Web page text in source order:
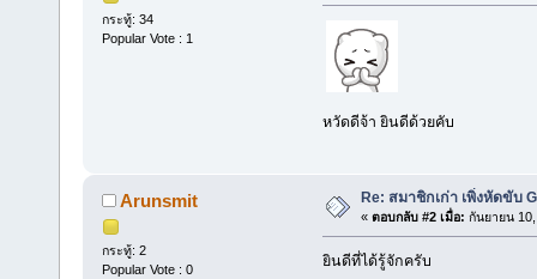
กระทู้: 34
Popular Vote : 1
หวัดดีจ้า ยินดีด้วยคับ
Arunsmit
กระทู้: 2
Popular Vote : 0
Re: สมาชิกเก่า เพิ่งหัดขับ
« ตอบกลับ #2 เมื่อ: กันยายน
ยินดีที่ได้รู้จักครับ